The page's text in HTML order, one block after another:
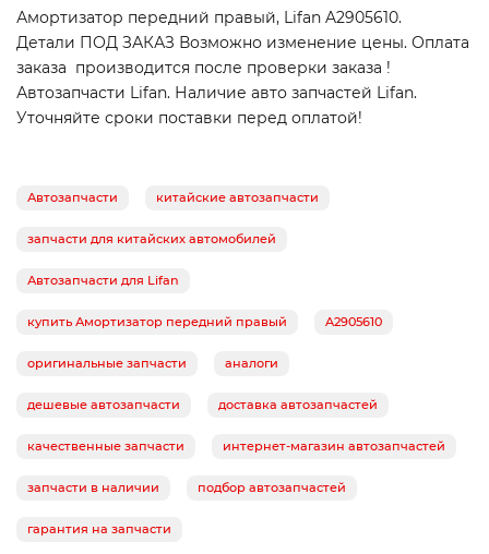
Амортизатор передний правый, Lifan A2905610.
Детали ПОД ЗАКАЗ Возможно изменение цены. Оплата
заказа производится после проверки заказа !
Автозапчасти Lifan. Наличие авто запчастей Lifan.
Уточняйте сроки поставки перед оплатой!
Автозапчасти китайские автозапчасти
запчасти для китайских автомобилей
Автозапчасти для Lifan
купить Амортизатор передний правый A2905610
оригинальные запчасти аналоги
дешевые автозапчасти доставка автозапчастей
качественные запчасти интернет-магазин автозапчастей
запчасти в наличии подбор автозапчастей
гарантия на запчасти